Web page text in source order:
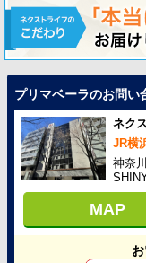
プリマベーラのお問い
ネク
JR横
神奈
MAP